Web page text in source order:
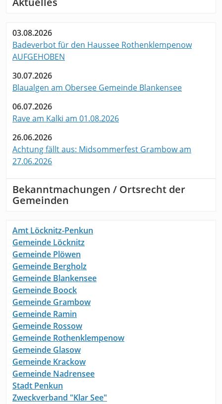
03.08.2026
Badeverbot für den Haussee Rothenklempenow
AUFGEHOBEN
30.07.2026
Blaualgen am Obersee Gemeinde Blankensee
06.07.2026
Rave am Kalki am 01.08.2026
26.06.2026
Achtung fällt aus: Midsommerfest Grambow am
27.06.2026
Bekanntmachungen / Ortsrecht der
Gemeinden
Amt Löcknitz-Penkun
Gemeinde Löcknitz
Gemeinde Plöwen
Gemeinde Bergholz
Gemeinde Blankensee
Gemeinde Boock
Gemeinde Grambow
Gemeinde Ramin
Gemeinde Rossow
Gemeinde Rothenklempenow
Gemeinde Glasow
Gemeinde Krackow
Gemeinde Nadrensee
Stadt Penkun
Zweckverband "Klar See"